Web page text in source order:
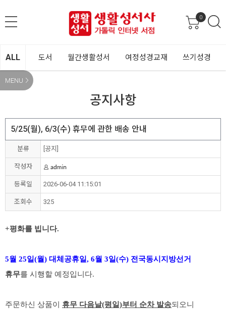
0
ALL 도서 월간생활성서 여정성경교재 쓰기성경
MENU
공지사항
5/25(월), 6/3(수) 휴무에 관한 배송 안내
분류 [공지]
작성자
등록일 2026-06-04 11:15:01
조회수 325
+평화를 빕니다.
5월 25일(월) 대체공휴일, 6월 3일(수) 전국동시지방선거
휴무를 시행할 예정입니다.
주문하신 상품이 휴무 다음날(평일)부터 순차 발송되오니